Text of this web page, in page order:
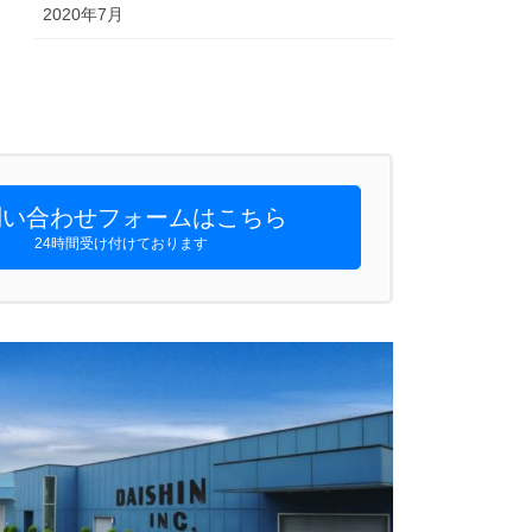
2020年7月
合わせフォームはこちら
24時間受け付けております